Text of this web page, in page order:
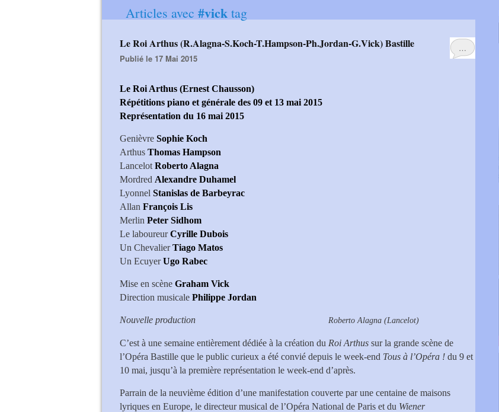
Articles avec #vick tag
…
Le Roi Arthus (R.Alagna-S.Koch-T.Hampson-Ph.Jordan-G.Vick) Bastille
Publié le 17 Mai 2015
Le Roi Arthus (Ernest Chausson)
Répétitions piano et générale des 09 et 13 mai 2015
Représentation du 16 mai 2015
Genièvre Sophie Koch
Arthus Thomas Hampson
Lancelot Roberto Alagna
Mordred Alexandre Duhamel
Lyonnel Stanislas de Barbeyrac
Allan François Lis
Merlin Peter Sidhom
Le laboureurCyrille Dubois
Un ChevalierTiago Matos
Un EcuyerUgo Rabec
Mise en scène Graham Vick
Direction musicale Philippe Jordan
Nouvelle production Roberto Alagna (Lancelot)
C’est à une semaine entièrement dédiée à la création du Roi Arthus sur la grande scène de
l’Opéra Bastille que le public curieux a été convié depuis le week-end Tous à l’Opéra ! du 9 et
10 mai, jusqu’à la première représentation le week-end d’après.
Parrain de la neuvième édition d’une manifestation couverte par une centaine de maisons
lyriques en Europe, le directeur musical de l’Opéra National de Paris et du Wiener